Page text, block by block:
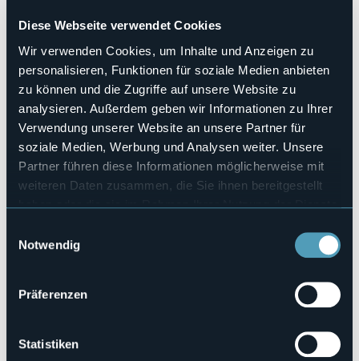
Diese Webseite verwendet Cookies
Wir verwenden Cookies, um Inhalte und Anzeigen zu
personalisieren, Funktionen für soziale Medien anbieten
zu können und die Zugriffe auf unsere Website zu
analysieren. Außerdem geben wir Informationen zu Ihrer
Verwendung unserer Website an unsere Partner für
soziale Medien, Werbung und Analysen weiter. Unsere
Partner führen diese Informationen möglicherweise mit
weiteren Daten zusammen, die Sie ihnen bereitgestellt
haben oder die sie im Rahmen Ihrer Nutzung der Dienste
Notwendig
Präferenzen
Statistiken
Anzahl der Zimmer
6
E-mail
rifugiodelmoro@hotmail.it
Webseite
http://www.rifugiodelmoro.it
Telefon
336 740153
Codice CIR
Arvogno (VB)